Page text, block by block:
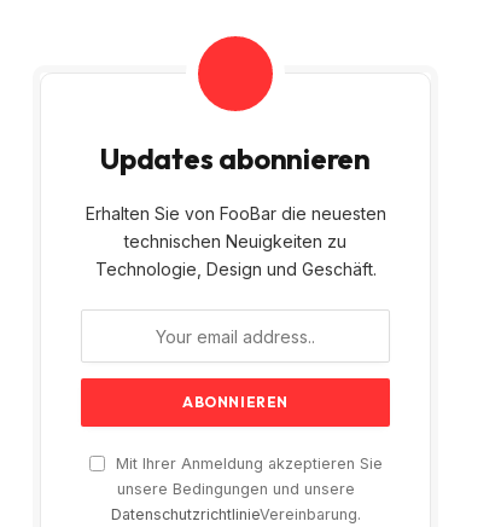
Updates abonnieren
Erhalten Sie von FooBar die neuesten
technischen Neuigkeiten zu
Technologie, Design und Geschäft.
Mit Ihrer Anmeldung akzeptieren Sie
unsere Bedingungen und unsere
DatenschutzrichtlinieVereinbarung.